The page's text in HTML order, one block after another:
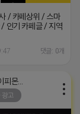
/ 카페상위 / 스마
/ 인기 카페글 / 지역
댓글: 0개
■아이피몬스터■
광고